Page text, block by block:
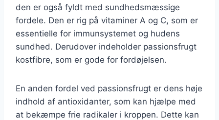
den er også fyldt med sundhedsmæssige
fordele. Den er rig på vitaminer A og C, som er
essentielle for immunsystemet og hudens
sundhed. Derudover indeholder passionsfrugt
kostfibre, som er gode for fordøjelsen.
En anden fordel ved passionsfrugt er dens høje
indhold af antioxidanter, som kan hjælpe med
at bekæmpe frie radikaler i kroppen. Dette kan